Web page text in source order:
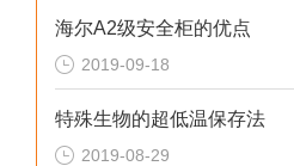
海尔A2级安全柜的优点
2019-09-18
特殊生物的超低温保存法
2019-08-29